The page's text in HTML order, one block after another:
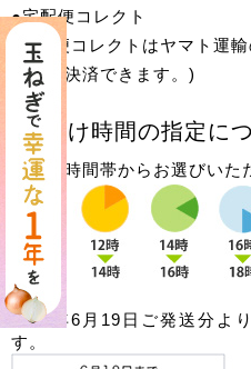
●宅配便コレクト
(宅配便コレクトはヤマト運
ードで決済できます。)
お届け時間の指定に
下記の時間帯からお選びいた
2017年6月19日ご発送分よ
す。